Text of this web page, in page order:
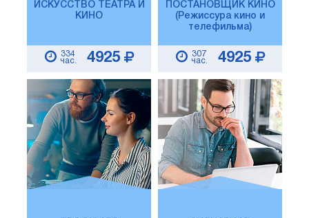
ИСКУССТВО ТЕАТРА И
КИНО
334
час.
4925
ПОСТАНОВЩИК КИНО
(Режиссура кино и
телефильма)
307
час.
4925